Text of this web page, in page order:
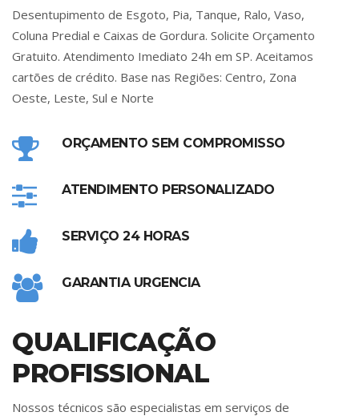
Desentupimento de Esgoto, Pia, Tanque, Ralo, Vaso,
Coluna Predial e Caixas de Gordura. Solicite Orçamento
Gratuito. Atendimento Imediato 24h em SP. Aceitamos
cartões de crédito. Base nas Regiões: Centro, Zona
Oeste, Leste, Sul e Norte
ORÇAMENTO SEM COMPROMISSO
ATENDIMENTO PERSONALIZADO
SERVIÇO 24 HORAS
GARANTIA URGENCIA
QUALIFICAÇÃO
PROFISSIONAL
Nossos técnicos são especialistas em serviços de